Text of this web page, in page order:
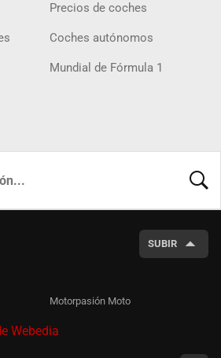
Precios de coches
Coches autónomos
Mundial de Fórmula 1
SUBIR
Motorpasión Moto
Webedia